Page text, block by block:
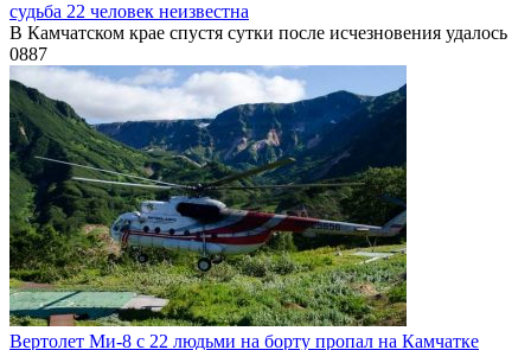
судьба 22 человек неизвестна
В Камчатском крае спустя сутки после исчезновения удалось
0887
Вертолет Ми-8 с 22 людьми на борту пропал на Камчатке